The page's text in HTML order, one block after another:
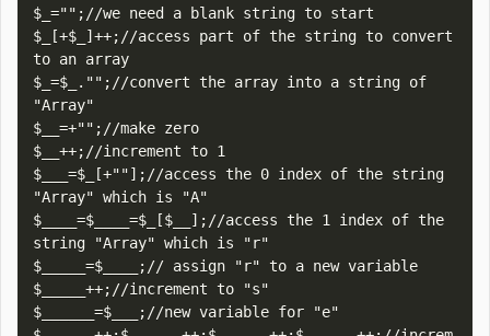
$_="";//we need a blank string to start
$_[+$_]++;//access part of the string to convert
to an array
$_=$_."";//convert the array into a string of
"Array"
$__=+"";//make zero
$__++;//increment to 1
$___=$_[+""];//access the 0 index of the string
"Array" which is "A"
$____=$____=$_[$__];//access the 1 index of the
string "Array" which is "r"
$_____=$____;// assign "r" to a new variable
$_____++;//increment to "s"
$______=$___;//new variable for "e"